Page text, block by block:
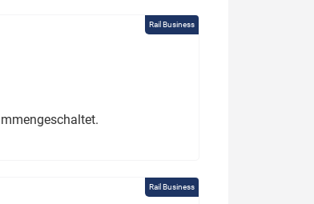
Rail Business
Rail Business